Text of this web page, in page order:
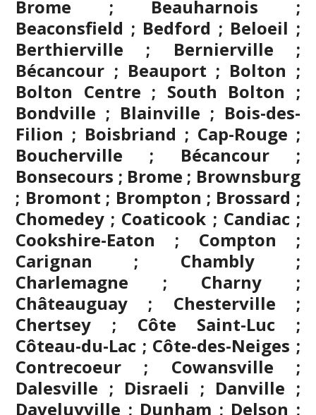
Brome ; Beauharnois ;
Beaconsfield ; Bedford ; Beloeil ;
Berthierville ; Bernierville ;
Bécancour ; Beauport ; Bolton ;
Bolton Centre ; South Bolton ;
Bondville ; Blainville ; Bois-des-
Filion ; Boisbriand ; Cap-Rouge ;
Boucherville ; Bécancour ;
Bonsecours ; Brome ; Brownsburg
; Bromont ; Brompton ; Brossard ;
Chomedey ; Coaticook ; Candiac ;
Cookshire-Eaton ; Compton ;
Carignan ; Chambly;
Charlemagne ; Charny ;
Châteauguay ; Chesterville ;
Chertsey ; Côte Saint-Luc ;
Côteau-du-Lac ; Côte-des-Neiges ;
Contrecoeur ; Cowansville ;
Dalesville ; Disraeli ; Danville ;
Daveluyville ; Dunham ; Delson ;